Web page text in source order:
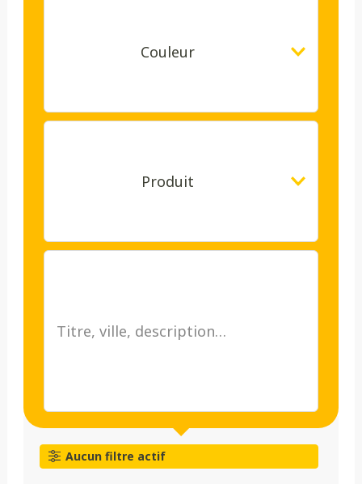
Couleur
Produit
Aucun filtre actif